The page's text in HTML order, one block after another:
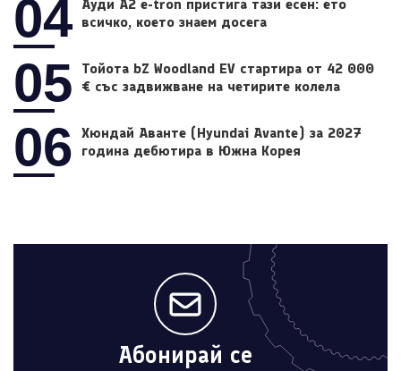
04 Ауди A2 e-tron пристига тази есен: ето
всичко, което знаем досега
05
Тойота bZ Woodland EV стартира от 42 000
€ със задвижване на четирите колела
06
Хюндай Аванте (Hyundai Avante) за 2027
година дебютира в Южна Корея
Абонирай се